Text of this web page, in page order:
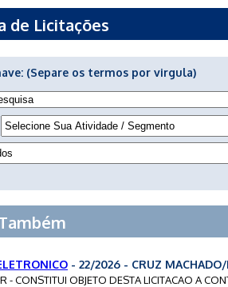
de Licitações
(Separe os termos por virgula)
- 22/2026 - CRUZ MACHADO/
- CONSTITUI OBJETO DESTA LICITACAO A